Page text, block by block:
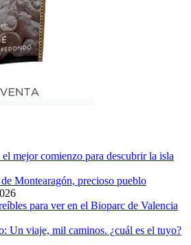
mejor comienzo para descubrir la isla
Montearagón, precioso pueblo
para ver en el Bioparc de Valencia
Un viaje, mil caminos. ¿cuál es el tuyo?